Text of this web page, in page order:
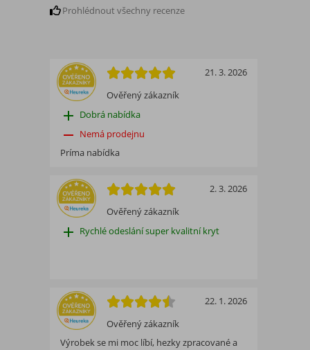
Prohlédnout všechny recenze
Ověřený zákazník
21. 3. 2026
add Dobrá nabídka
remove Nemá prodejnu
Príma nabídka
Ověřený zákazník
2. 3. 2026
add Rychlé odeslání super kvalitní kryt
Ověřený zákazník
22. 1. 2026
Výrobek se mi moc líbí, hezky zpracované a